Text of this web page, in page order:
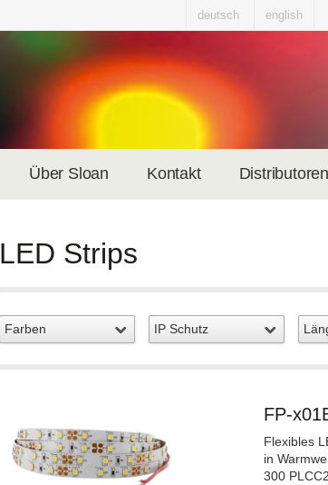
deutsch english
Über Sloan Kontakt Distributoren
LED Strips
FP-
Flexibles
in
300